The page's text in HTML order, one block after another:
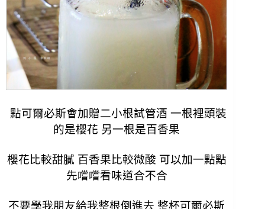
點可爾必斯會加贈二小根試管酒 一根裡頭裝
的是櫻花 另一根是百香果
櫻花比較甜膩 百香果比較微酸 可以加一點點
先嚐嚐看味道合不合
不要學我朋友給我整根倒進去 整杯可爾必斯